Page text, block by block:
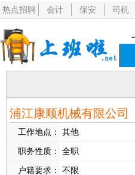
热点招聘 会计 保安 司机
浦江康顺机械有限公司
工作地点： 其他
职务性质：
全职
户籍要求：
不限